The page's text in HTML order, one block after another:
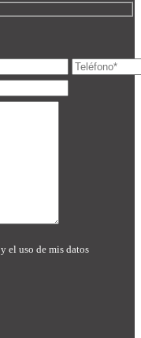
y el uso de mis datos